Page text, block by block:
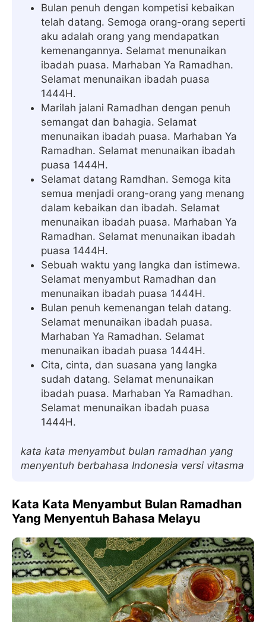
Bulan penuh dengan kompetisi kebaikan
telah datang. Semoga orang-orang seperti
aku adalah orang yang mendapatkan
kemenangannya. Selamat menunaikan
ibadah puasa. Marhaban Ya Ramadhan.
Selamat menunaikan ibadah puasa
1444H.
Marilah jalani Ramadhan dengan penuh
semangat dan bahagia. Selamat
menunaikan ibadah puasa. Marhaban Ya
Ramadhan. Selamat menunaikan ibadah
puasa 1444H.
Selamat datang Ramdhan. Semoga kita
semua menjadi orang-orang yang menang
dalam kebaikan dan ibadah. Selamat
menunaikan ibadah puasa. Marhaban Ya
Ramadhan. Selamat menunaikan ibadah
puasa 1444H.
Sebuah waktu yang langka dan istimewa.
Selamat menyambut Ramadhan dan
menunaikan ibadah puasa 1444H.
Bulan penuh kemenangan telah datang.
Selamat menunaikan ibadah puasa.
Marhaban Ya Ramadhan. Selamat
menunaikan ibadah puasa 1444H.
Cita, cinta, dan suasana yang langka
sudah datang. Selamat menunaikan
ibadah puasa. Marhaban Ya Ramadhan.
Selamat menunaikan ibadah puasa
1444H.
kata kata menyambut bulan ramadhan yang
menyentuh berbahasa Indonesia versi vitasma
Kata Kata Menyambut Bulan Ramadhan
Yang Menyentuh Bahasa Melayu